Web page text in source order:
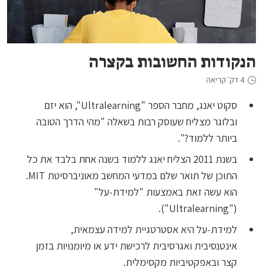
הנקודות החשובות בקצרה
סקוט יאנג, מחבר הספר "Ultralearning", הוא יזם
ובלוגר מצליח שעוסק רבות בשאלה "מהי הדרך הטובה
ביותר ללמוד?".
בשנת 2011 הצליח יאנג ללמוד בשנה אחת בלבד את כל
התוכן של תואר שלם במדעי המחשב מאוניברסיטת MIT.
הוא עשה זאת באמצעות "למידת-על"
("Ultralearning").
למידת-על היא אסטרטגיית למידה עצמאית,
אינטנסיבית ואגרסיבית לרכישת ידע או מיומנויות בזמן
קצר ובאפקטיביות מקסימלית.